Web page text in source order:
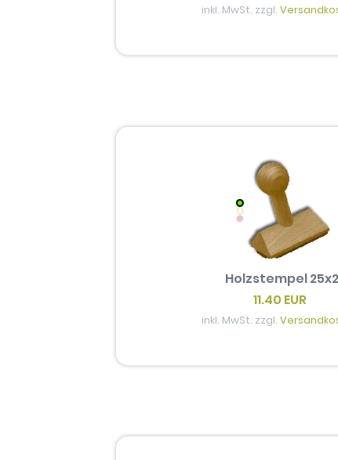
inkl. MwSt. zzgl.
Holzstempel
11.40 EUR
inkl. MwSt. zzgl.